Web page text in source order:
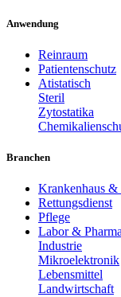
Anwendung
Reinraum
Patientenschutz
Atistatisch
Steril
Zytostatika
Branchen
Krankenhaus &
Rettungsdienst
Pflege
Labor & Pharma
Industrie
Mikroelektronik
Lebensmittel
Landwirtschaft